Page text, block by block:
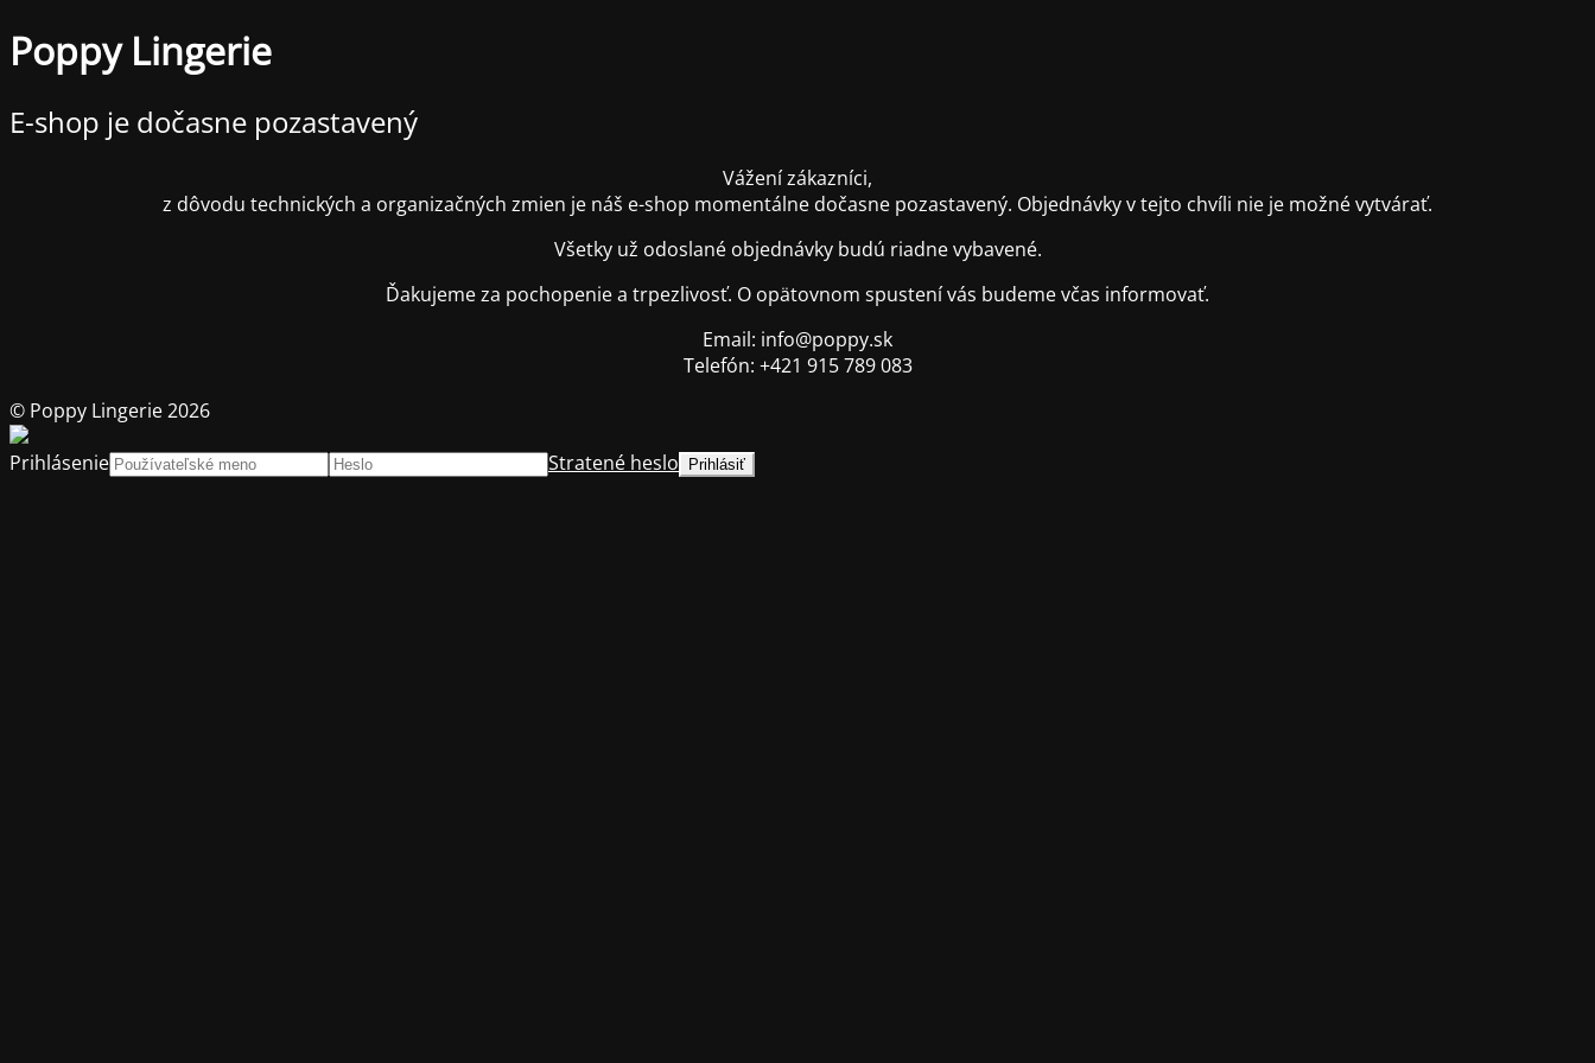
Poppy Lingerie
E-shop je dočasne pozastavený
Vážení zákazníci,
z dôvodu technických a organizačných zmien je náš e-shop momentálne dočasne pozastavený. Objednávky v tejto chvíli nie je možné vytvárať.
Všetky už odoslané objednávky budú riadne vybavené.
Ďakujeme za pochopenie a trpezlivosť. O opätovnom spustení vás budeme včas informovať.
Email: info@poppy.sk
Telefón: +421 915 789 083
© Poppy Lingerie 2026
Prihlásenie
Stratené heslo